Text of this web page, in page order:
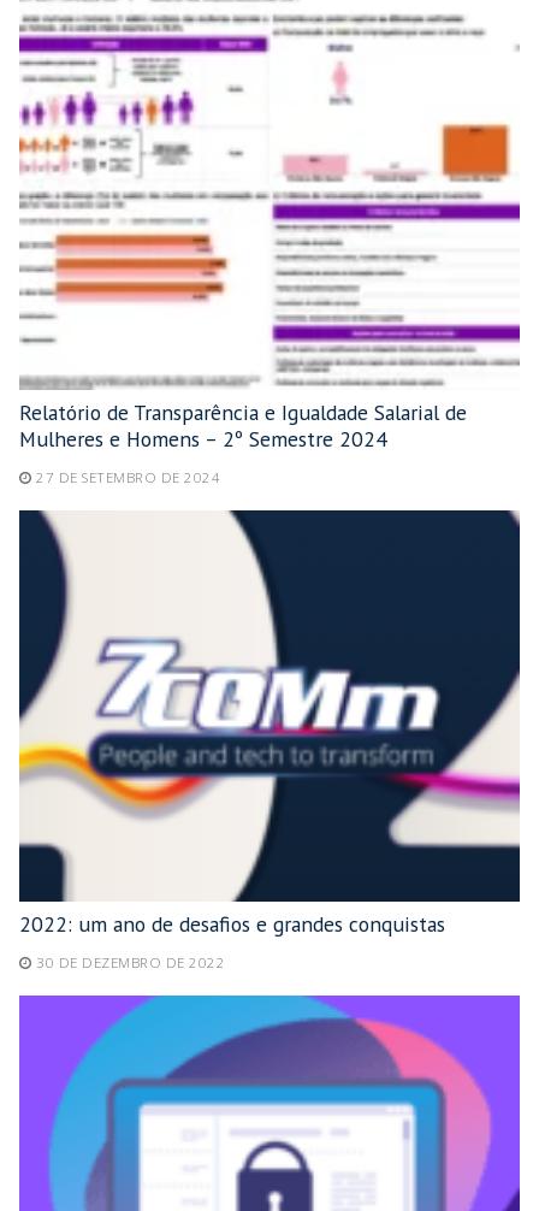
Relatório de Transparência e Igualdade Salarial de
Mulheres e Homens – 2º Semestre 2024
27 DE SETEMBRO DE 2024
2022: um ano de desafios e grandes conquistas
30 DE DEZEMBRO DE 2022